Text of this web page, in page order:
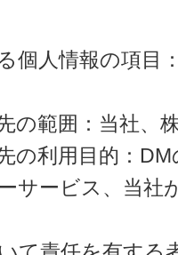
個人情報の項目
の範囲：当社、
の利用目的：
サービス、当社